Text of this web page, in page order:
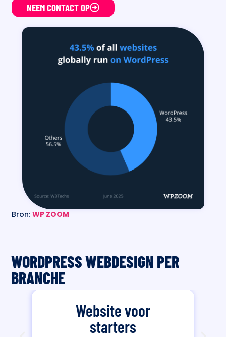
NEEM CONTACT OP
Bron:WP ZOOM
WORDPRESS WEBDESIGN PER
BRANCHE
Website voor
starters